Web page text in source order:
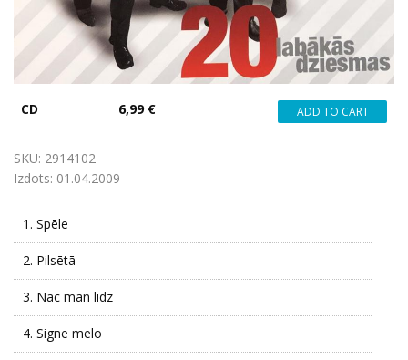
CD 6,99 €
SKU: 2914102
Izdots: 01.04.2009
1. Spēle
2. Pilsētā
3. Nāc man līdz
4. Signe melo